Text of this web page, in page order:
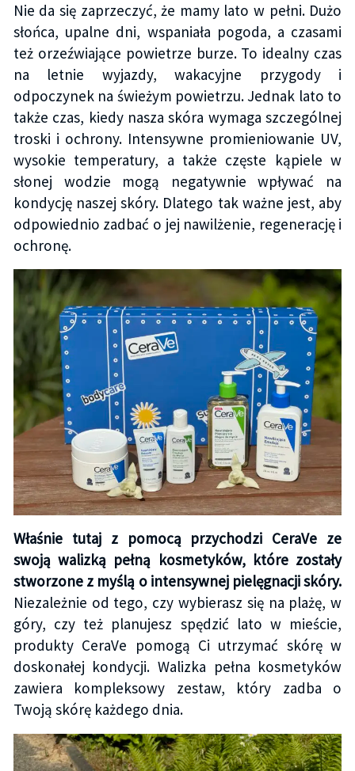
Nie da się zaprzeczyć, że mamy lato w pełni. Dużo
słońca, upalne dni, wspaniała pogoda, a czasami
też orzeźwiające powietrze burze. To idealny czas
na letnie wyjazdy, wakacyjne przygody i
odpoczynek na świeżym powietrzu. Jednak lato to
także czas, kiedy nasza skóra wymaga szczególnej
troski i ochrony. Intensywne promieniowanie UV,
wysokie temperatury, a także częste kąpiele w
słonej wodzie mogą negatywnie wpływać na
kondycję naszej skóry. Dlatego tak ważne jest, aby
odpowiednio zadbać o jej nawilżenie, regenerację i
ochronę.
Właśnie tutaj z pomocą przychodzi CeraVe ze
swoją walizką pełną kosmetyków, które zostały
stworzone z myślą o intensywnej pielęgnacji skóry.
Niezależnie od tego, czy wybierasz się na plażę, w
góry, czy też planujesz spędzić lato w mieście,
produkty CeraVe pomogą Ci utrzymać skórę w
doskonałej kondycji. Walizka pełna kosmetyków
zawiera kompleksowy zestaw, który zadba o
Twoją skórę każdego dnia.